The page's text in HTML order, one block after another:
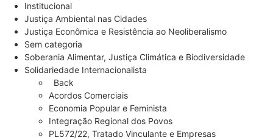
Institucional
Justiça Ambiental nas Cidades
Justiça Econômica e Resistência ao Neoliberalismo
Sem categoria
Soberania Alimentar, Justiça Climática e Biodiversidade
Solidariedade Internacionalista
Back
Acordos Comerciais
Economia Popular e Feminista
Integração Regional dos Povos
PL572/22, Tratado Vinculante e Empresas